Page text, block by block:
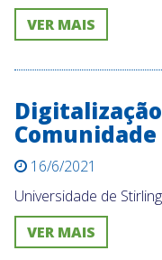
VER MAIS
Comunidade
16/6/2021
Universidade de
VER MAIS